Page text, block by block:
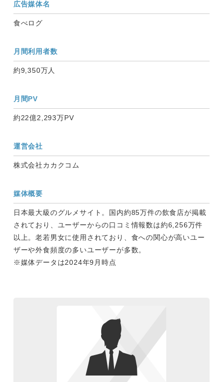
広告媒体名
食べログ
月間利用者数
約9,350万人
月間PV
約22億2,293万PV
運営会社
株式会社カカクコム
媒体概要
日本最大級のグルメサイト。国内約85万件の飲食店が掲載
されており、ユーザーからの口コミ情報数は約6,256万件
以上。老若男女に使用されており、食への関心が高いユー
ザーや外食頻度の多いユーザーが多数。
※媒体データは2024年9月時点